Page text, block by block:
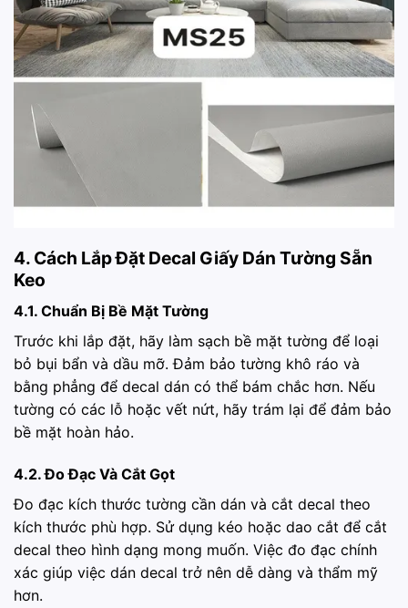
4. Cách Lắp Đặt Decal Giấy Dán Tường Sẵn
Keo
4.1. Chuẩn Bị Bề Mặt Tường
Trước khi lắp đặt, hãy làm sạch bề mặt tường để loại
bỏ bụi bẩn và dầu mỡ. Đảm bảo tường khô ráo và
bằng phẳng để decal dán có thể bám chắc hơn. Nếu
tường có các lỗ hoặc vết nứt, hãy trám lại để đảm bảo
bề mặt hoàn hảo.
4.2. Đo Đạc Và Cắt Gọt
Đo đạc kích thước tường cần dán và cắt decal theo
kích thước phù hợp. Sử dụng kéo hoặc dao cắt để cắt
decal theo hình dạng mong muốn. Việc đo đạc chính
xác giúp việc dán decal trở nên dễ dàng và thẩm mỹ
hơn.